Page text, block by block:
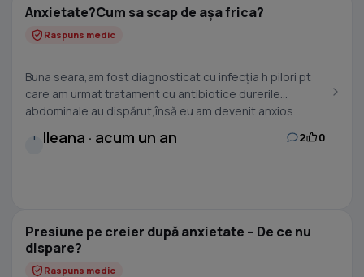
Anxietate?Cum sa scap de așa frica?
Raspuns medic
Buna seara,am fost diagnosticat cu infecția h pilori pt
care am urmat tratament cu antibiotice durerile
abdominale au dispărut,însă eu am devenit anxios...
I Ileana · acum un an 2 0
Presiune pe creier după anxietate – De ce nu
dispare?
Raspuns medic